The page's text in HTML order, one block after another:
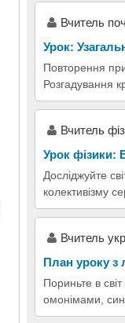
Вчитель
Урок:
Повторення
Розгадування
Вчитель
Урок фізики:
Досліджуйте
колективізму
Вчитель
План уроку з
Пориньте в
омонімами,